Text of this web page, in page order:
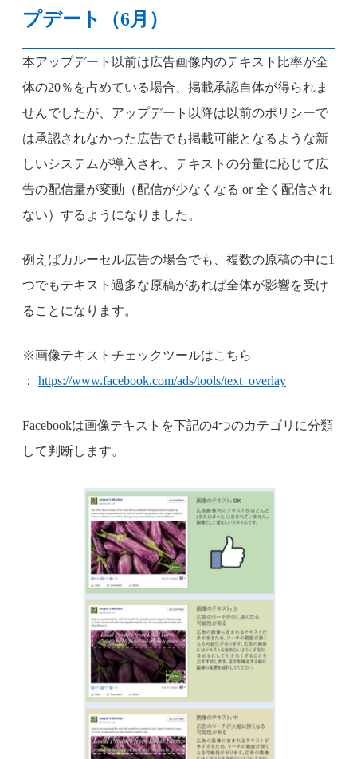
プデート（6月）
本アップデート以前は広告画像内のテキスト比率が全
体の20％を占めている場合、掲載承認自体が得られま
せんでしたが、アップデート以降は以前のポリシーで
は承認されなかった広告でも掲載可能となるような新
しいシステムが導入され、テキストの分量に応じて広
告の配信量が変動（配信が少なくなる or 全く配信され
ない）するようになりました。
例えばカルーセル広告の場合でも、複数の原稿の中に1
つでもテキスト過多な原稿があれば全体が影響を受け
ることになります。
※画像テキストチェックツールはこちら
： https://www.facebook.com/ads/tools/text_overlay
Facebookは画像テキストを下記の4つのカテゴリに分類
して判断します。